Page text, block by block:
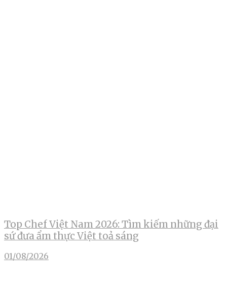
Top Chef Việt Nam 2026: Tìm kiếm những đại
sứ đưa ẩm thực Việt toả sáng
01/08/2026